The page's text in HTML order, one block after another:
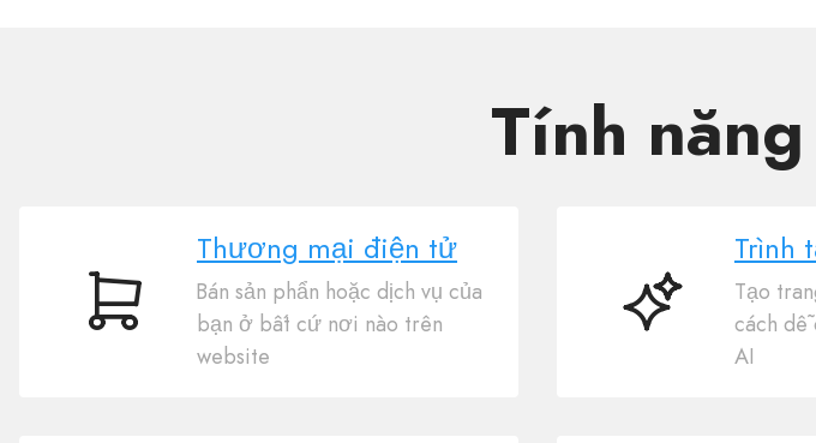
Tính
Thương
Thương mại điện tử
Bán sản phẩn hoặc dịch vụ của
bạn ở bất cứ nơi nào trên
website
Trình
Trình
Tạo
cách dễ
AI